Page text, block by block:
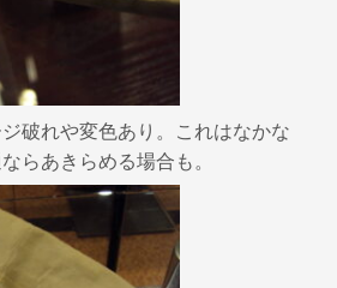
破れや変色あり。これはなかな
らあきらめる場合も。